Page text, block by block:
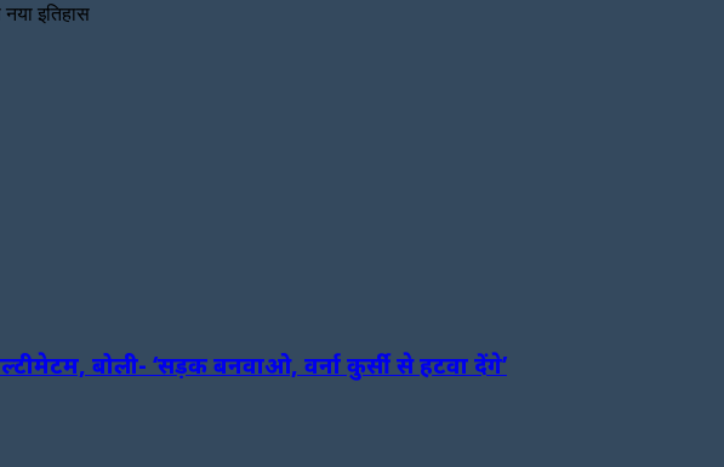
इतिहास
बोली- ‘सड़क बनवाओ, वर्ना कुर्सी से हटवा देंगे’